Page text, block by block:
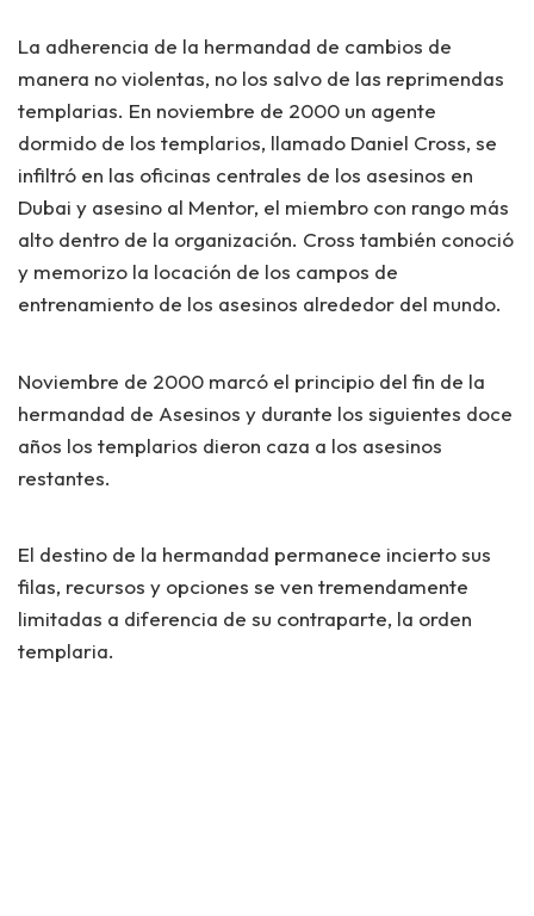
La adherencia de la hermandad de cambios de
manera no violentas, no los salvo de las reprimendas
templarias. En noviembre de 2000 un agente
dormido de los templarios, llamado Daniel Cross, se
infiltró en las oficinas centrales de los asesinos en
Dubai y asesino al Mentor, el miembro con rango más
alto dentro de la organización. Cross también conoció
y memorizo la locación de los campos de
entrenamiento de los asesinos alrededor del mundo.
Noviembre de 2000 marcó el principio del fin de la
hermandad de Asesinos y durante los siguientes doce
años los templarios dieron caza a los asesinos
restantes.
El destino de la hermandad permanece incierto sus
filas, recursos y opciones se ven tremendamente
limitadas a diferencia de su contraparte, la orden
templaria.